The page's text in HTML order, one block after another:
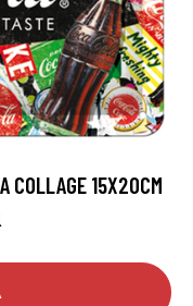
COLLAGE 15X20CM